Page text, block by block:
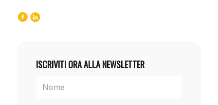
ISCRIVITI ORA ALLA NEWSLETTER